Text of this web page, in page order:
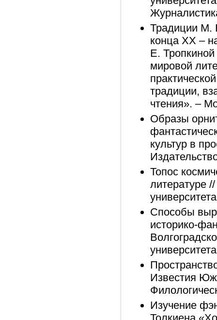
Традиции М.
конца XX –
Е. Тропкиной
мировой
традиции,
чтения». –
Образы
культур в
Топос
литературе
Способы
историко-
Известия
Изучение